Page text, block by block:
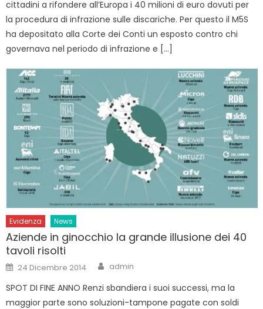
cittadini a rifondere all’Europa i 40 milioni di euro dovuti per
la procedura di infrazione sulle discariche. Per questo il M5S
ha depositato alla Corte dei Conti un esposto contro chi
governava nel periodo di infrazione e […]
Evidenza News
Aziende in ginocchio la grande illusione dei 40
tavoli risolti
Posted
on
24 Dicembre 2014 Author
admin
SPOT DI FINE ANNO Renzi sbandiera i suoi successi, ma la
maggior parte sono soluzioni-tampone pagate con soldi